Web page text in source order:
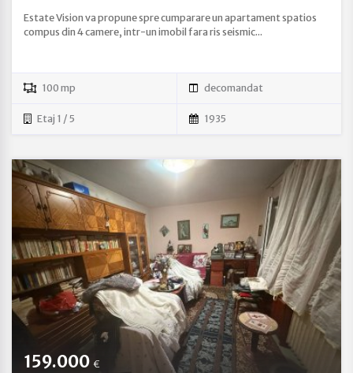
Estate Vision va propune spre cumparare un apartament spatios
compus din 4 camere, intr-un imobil fara ris seismic...
100 mp decomandat
Etaj 1 / 5 1935
159.000 €